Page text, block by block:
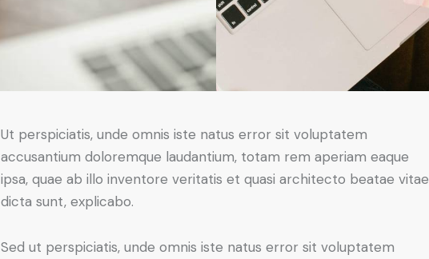
Ut perspiciatis, unde omnis iste natus error sit voluptatem
accusantium doloremque laudantium, totam rem aperiam eaque
ipsa, quae ab illo inventore veritatis et quasi architecto beatae vitae
dicta sunt, explicabo.
Sed ut perspiciatis, unde omnis iste natus error sit voluptatem